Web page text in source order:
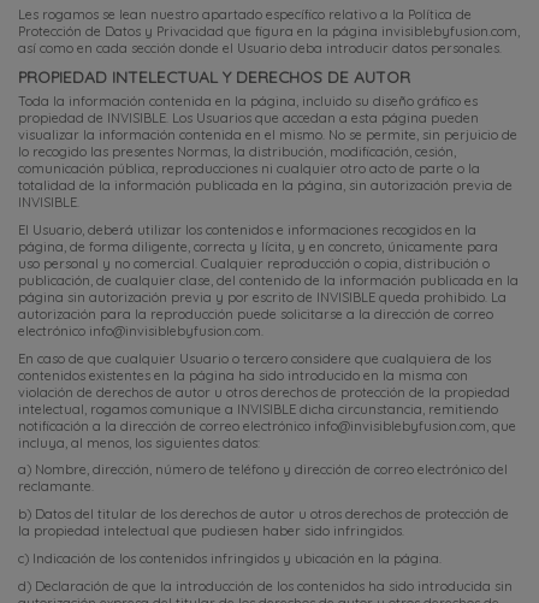
Les rogamos se lean nuestro apartado específico relativo a la Política de
Protección de Datos y Privacidad que figura en la página invisiblebyfusion.com,
así como en cada sección donde el Usuario deba introducir datos personales.
PROPIEDAD INTELECTUAL Y DERECHOS DE AUTOR
Toda la información contenida en la página, incluido su diseño gráfico es
propiedad de INVISIBLE. Los Usuarios que accedan a esta página pueden
visualizar la información contenida en el mismo. No se permite, sin perjuicio de
lo recogido las presentes Normas, la distribución, modificación, cesión,
comunicación pública, reproducciones ni cualquier otro acto de parte o la
totalidad de la información publicada en la página, sin autorización previa de
INVISIBLE.
El Usuario, deberá utilizar los contenidos e informaciones recogidos en la
página, de forma diligente, correcta y lícita, y en concreto, únicamente para
uso personal y no comercial. Cualquier reproducción o copia, distribución o
publicación, de cualquier clase, del contenido de la información publicada en la
página sin autorización previa y por escrito de INVISIBLE queda prohibido. La
autorización para la reproducción puede solicitarse a la dirección de correo
electrónico info@invisiblebyfusion.com
En caso de que cualquier Usuario o tercero considere que cualquiera de los
contenidos existentes en la página ha sido introducido en la misma con
violación de derechos de autor u otros derechos de protección de la propiedad
intelectual, rogamos comunique a INVISIBLE dicha circunstancia, remitiendo
notificación a la dirección de correo electrónico info@invisiblebyfusion.com , que
incluya, al menos, los siguientes datos:
a) Nombre, dirección, número de teléfono y dirección de correo electrónico del
reclamante.
b) Datos del titular de los derechos de autor u otros derechos de protección de
la propiedad intelectual que pudiesen haber sido infringidos.
c) Indicación de los contenidos infringidos y ubicación en la página.
d) Declaración de que la introducción de los contenidos ha sido introducida sin